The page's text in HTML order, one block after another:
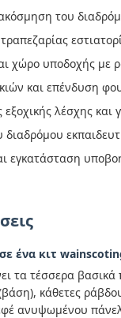
του
χώρο υποδοχής με
και επένδυση
λέσχης και
διαδρόμου
εγκατάσταση
ένα κιτ
τα τέσσερα
κάθετες
ανυψωμένου